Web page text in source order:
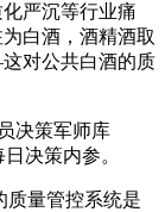
严沉等行业痛
白酒，酒精酒取
对公共白酒的质
决策军师库
决策内参。
量管控系统是